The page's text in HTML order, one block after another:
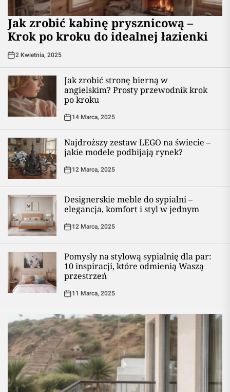
Jak zrobić kabinę prysznicową –
Krok po kroku do idealnej łazienki
2 Kwietnia, 2025
Jak zrobić stronę bierną w
angielskim? Prosty przewodnik krok
po kroku
14 Marca, 2025
Najdroższy zestaw LEGO na świecie –
jakie modele podbijają rynek?
12 Marca, 2025
Designerskie meble do sypialni –
elegancja, komfort i styl w jednym
12 Marca, 2025
Pomysły na stylową sypialnię dla par:
10 inspiracji, które odmienią Waszą
przestrzeń
11 Marca, 2025